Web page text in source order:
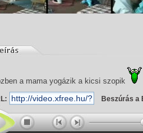
a mama yogázik a kicsi szopik
Beszúrás a